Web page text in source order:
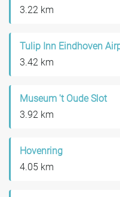
3.22 km
Tulip Inn Eindhoven
3.42 km
Museum 't Oude Slot
3.92 km
Hovenring
4.05 km